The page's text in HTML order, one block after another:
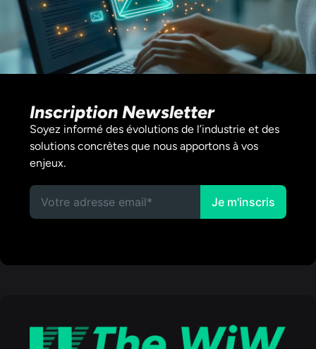
Inscription Newsletter
Soyez informé des évolutions de l’industrie et des
solutions concrètes que nous apportons à vos
enjeux.